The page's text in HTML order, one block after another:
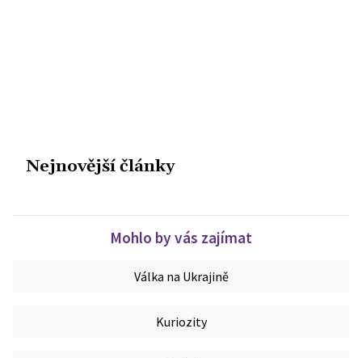
Nejnovější články
Mohlo by vás zajímat
Válka na Ukrajině
Kuriozity